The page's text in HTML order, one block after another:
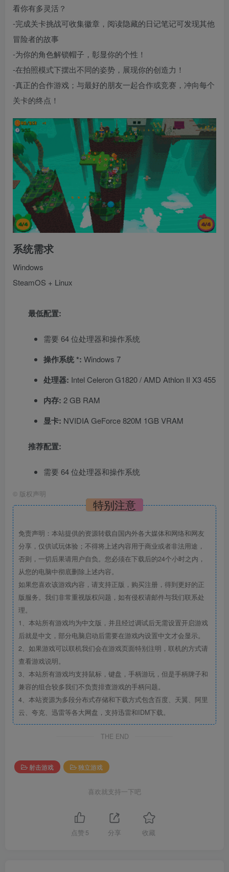
看你有多灵活？
-完成关卡挑战可收集徽章，阅读隐藏的日记笔记可发现其他
冒险者的故事
-为你的角色解锁帽子，彰显你的个性！
-在拍照模式下摆出不同的姿势，展现你的创造力！
-真正的合作游戏；与最好的朋友一起合作或竞赛，冲向每个
关卡的终点！
系统需求
Windows
SteamOS + Linux
最低配置:
需要 64 位处理器和操作系统
操作系统 *: Windows 7
处理器: Intel Celeron G1820 / AMD Athlon II X3 455
内存: 2 GB RAM
显卡: NVIDIA GeForce 820M 1GB VRAM
推荐配置:
需要 64 位处理器和操作系统
© 版权声明
特别注意
免责声明：本站提供的资源转载自国内外各大媒体和网络和网友
分享，仅供试玩体验；不得将上述内容用于商业或者非法用途，
否则，一切后果请用户自负。您必须在下载后的24个小时之内，
从您的电脑中彻底删除上述内容。
如果您喜欢该游戏内容，请支持正版，购买注册，得到更好的正
版服务。我们非常重视版权问题，如有侵权请邮件与我们联系处
理。
1、本站所有游戏均为中文版，并且经过调试后无需设置开启游戏
后就是中文，部分电脑启动后需要在游戏内设置中文才会显示。
2、如果游戏可以联机我们会在游戏页面特别注明，联机的方式请
查看游戏说明。
3、本站所有游戏均支持鼠标，键盘，手柄游玩，但是手柄牌子和
兼容的组合较多我们不负责排查游戏的手柄问题。
4、本站资源为多段分布式存储和下载方式包含百度、天翼、阿里
云、夸克、迅雷等各大网盘，支持迅雷和IDM下载。
THE END
射击游戏 独立游戏
喜欢就支持一下吧
点赞 5 分享 收藏